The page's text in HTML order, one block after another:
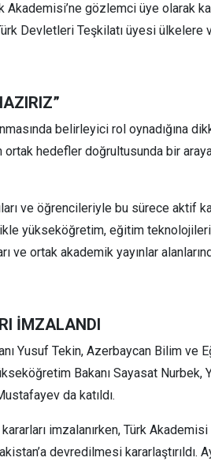
Akademisi’ne gözlemci üye olarak
Devletleri Teşkilatı üyesi ülkelere
belirleyici rol oynadığına
ortak hedefler doğrultusunda bir
ve öğrencileriyle bu sürece aktif
yükseköğretim, eğitim
ve ortak akademik yayınlar
İMZALANDI
Yusuf Tekin, Azerbaycan Bilim ve
Bakanı Sayasat Nurbek,
da katıldı.
kararları imzalanırken, Türk
devredilmesi kararlaştırıldı.